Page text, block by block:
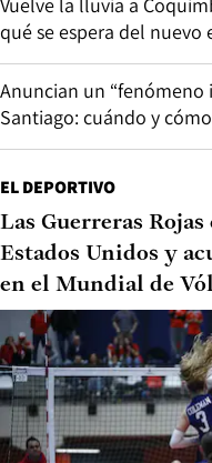
qué se espera del nuevo
Anuncian un “fenómeno
Santiago: cuándo y
EL DEPORTIVO
Las Guerreras
Estados Unidos y
en el Mundial de